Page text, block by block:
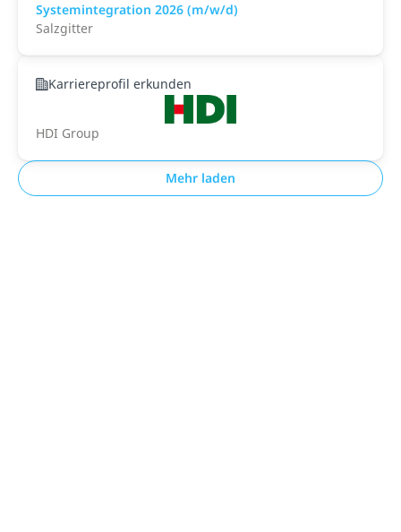
Systemintegration 2026 (m/w/d)
Salzgitter
Karriereprofil erkunden
HDI Group
Mehr laden